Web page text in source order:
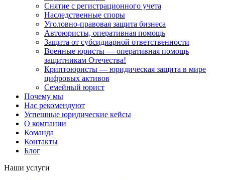
Снятие с регистрационного учета
Наследственные споры
Уголовно-правовая защита бизнеса
Автоюристы, оперативная помощь
Защита от субсидиарной ответственности
Военные юристы — оперативная помощь
защитникам Отечества!
Криптоюристы — юридическая защита в мире
цифровых активов
Семейный юрист
Почему мы
Нас рекомендуют
Успешные юридические кейсы
О компании
Команда
Контакты
Блог
Наши услуги